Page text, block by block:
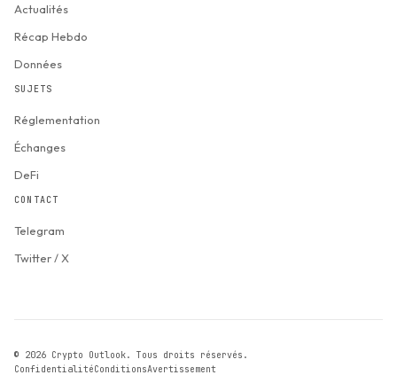
Actualités
Récap Hebdo
Données
SUJETS
Réglementation
Échanges
DeFi
CONTACT
Telegram
Twitter / X
© 2026 Crypto Outlook. Tous droits réservés.
ConfidentialitéConditionsAvertissement